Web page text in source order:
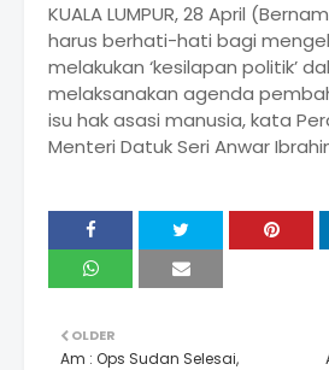
KUALA LUMPUR, 28 April
harus berhati-hati bagi
melakukan ‘kesilapan politik’
melaksanakan agenda
isu hak asasi manusia, kata
Menteri Datuk Seri Anwar
OLDER
Am : Ops Sudan Selesai,